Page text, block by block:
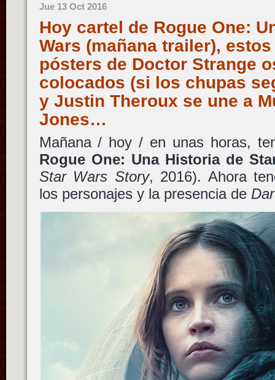
Jue 13 Oct 2016
Hoy cartel de Rogue One:
Wars (mañana trailer),
pósters de Doctor Strange
colocados (si los chupas
y Justin Theroux se une a
Jones…
Mañana / hoy / en unas horas,
Rogue One: Una Historia de
Star Wars Story, 2016). Ahora
los personajes y la presencia de